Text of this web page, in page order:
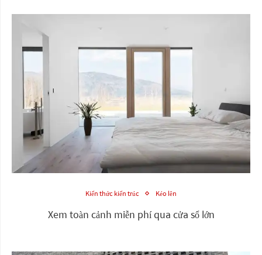
Kiến thức kiến trúc Kéo lên
Xem toàn cảnh miễn phí qua cửa sổ lớn